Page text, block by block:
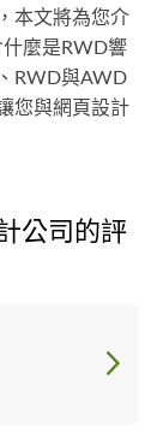
本文將為您介
麼是RWD響
RWD與AWD
您與網頁設計
公司的評